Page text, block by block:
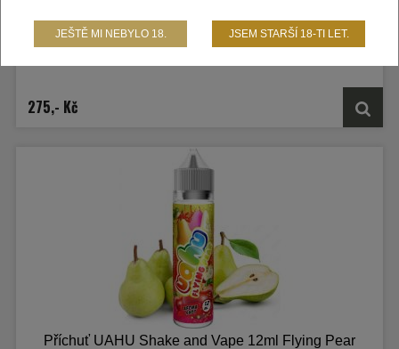
Limonáda z bílých a červených hroznů...
Příchutě UAHU jsou vyráběny ve
spolupráci předních odborníků z Malajsie a Kanady. Jsou dodávány ve 60ml
Chubby Gorilla Unicorn lahvičkách, které obsahují 12ml koncentrátu.
275,- Kč
Příchuť UAHU Shake and Vape 12ml Flying Pear
JEŠTĚ MI NEBYLO 18. JSEM STARŠÍ 18-TI LET.